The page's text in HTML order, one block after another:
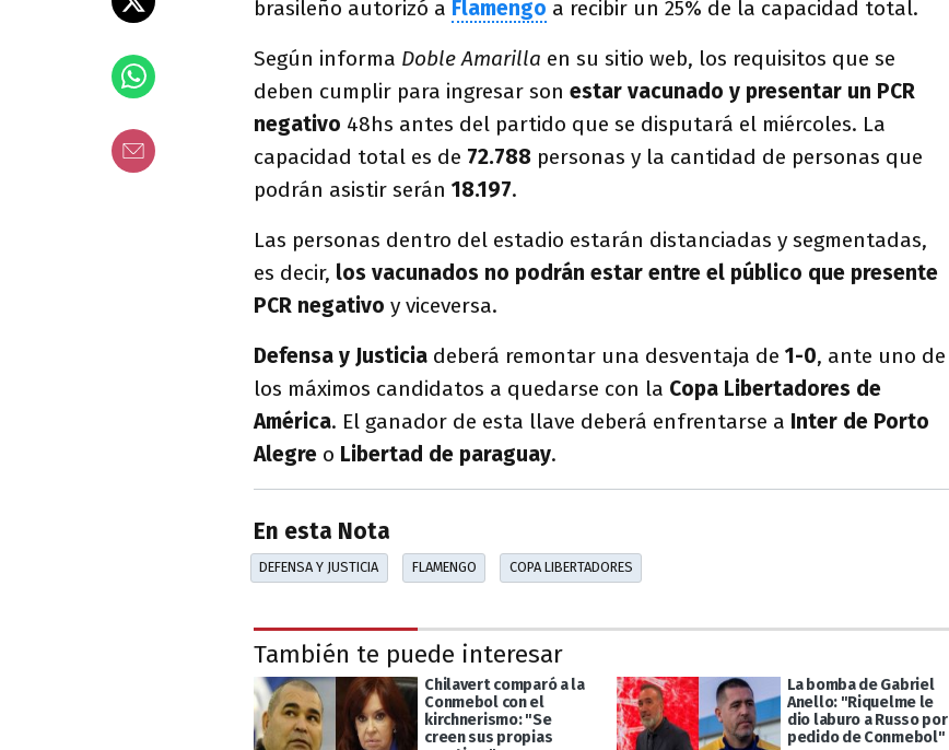
brasileño autorizó a Flamengo a recibir un 25% de la capacidad total.
Según informa Doble Amarilla en su sitio web, los requisitos que se
deben cumplir para ingresar son estar vacunado y presentar un PCR
negativo 48hs antes del partido que se disputará el miércoles. La
capacidad total es de 72.788 personas y la cantidad de personas que
podrán asistir serán 18.197.
Las personas dentro del estadio estarán distanciadas y segmentadas,
es decir, los vacunados no podrán estar entre el público que presente
PCR negativo y viceversa.
Defensa y Justicia deberá remontar una desventaja de 1-0, ante uno de
los máximos candidatos a quedarse con la Copa Libertadores de
América. El ganador de esta llave deberá enfrentarse a Inter de Porto
Alegre o Libertad de paraguay.
En esta Nota
DEFENSA Y JUSTICIA FLAMENGO COPA LIBERTADORES
También te puede interesar
Chilavert comparó a la
Conmebol con el
kirchnerismo: "Se
creen sus propias
La bomba de Gabriel
Anello: "Riquelme le
dio laburo a Russo por
pedido de Conmebol"